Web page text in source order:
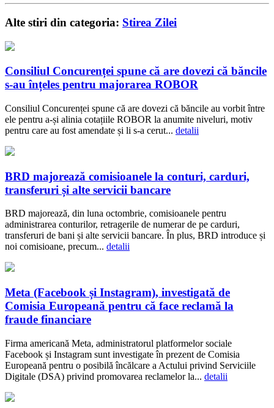
Alte stiri din categoria: Stirea Zilei
Consiliul Concurenței spune că are dovezi că băncile
s-au înțeles pentru majorarea ROBOR
Consiliul Concurenței spune că are dovezi că băncile au vorbit între
ele pentru a-și alinia cotațiile ROBOR la anumite niveluri, motiv
pentru care au fost amendate și li s-a cerut... detalii
BRD majorează comisioanele la conturi, carduri,
transferuri și alte servicii bancare
BRD majorează, din luna octombrie, comisioanele pentru
administrarea conturilor, retragerile de numerar de pe carduri,
transferuri de bani și alte servicii bancare. În plus, BRD introduce și
noi comisioane, precum... detalii
Meta (Facebook și Instagram), investigată de
Comisia Europeană pentru că face reclamă la
fraude financiare
Firma americană Meta, administratorul platformelor sociale
Facebook și Instagram sunt investigate în prezent de Comisia
Europeană pentru o posibilă încălcare a Actului privind Serviciile
Digitale (DSA) privind promovarea reclamelor la... detalii